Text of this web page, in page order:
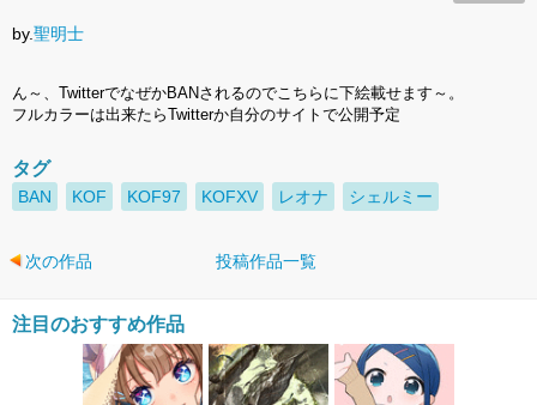
by.聖明士
ん～、TwitterでなぜかBANされるのでこちらに下絵載せます～。
フルカラーは出来たらTwitterか自分のサイトで公開予定
タグ
BAN KOF KOF97 KOFXV レオナ シェルミー
次の作品 投稿作品一覧
注目のおすすめ作品